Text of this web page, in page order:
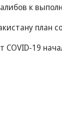
к
план
19